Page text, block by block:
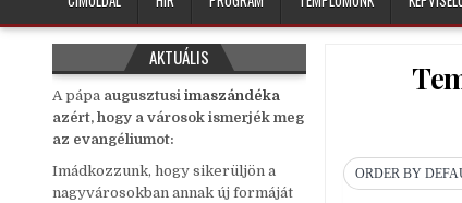
ORDER BY
AKTUÁLIS
A pápa augusztusiimaszándéka
azért, hogy a városok ismerjék meg
az evangéliumot:
Imádkozzunk, hogy sikerüljön a
nagyvárosokban annak új formáját